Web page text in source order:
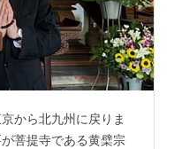
から北九州に戻りま
菩提寺である黄檗宗